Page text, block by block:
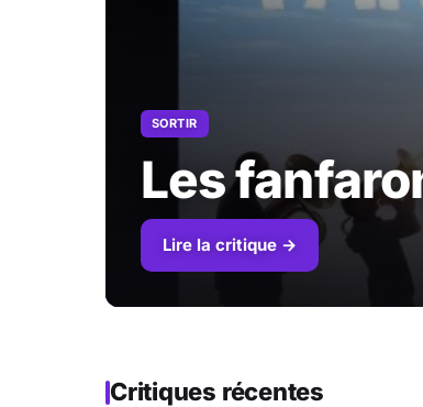
SORTIR
Les
Lire la critique →
Critiques récentes